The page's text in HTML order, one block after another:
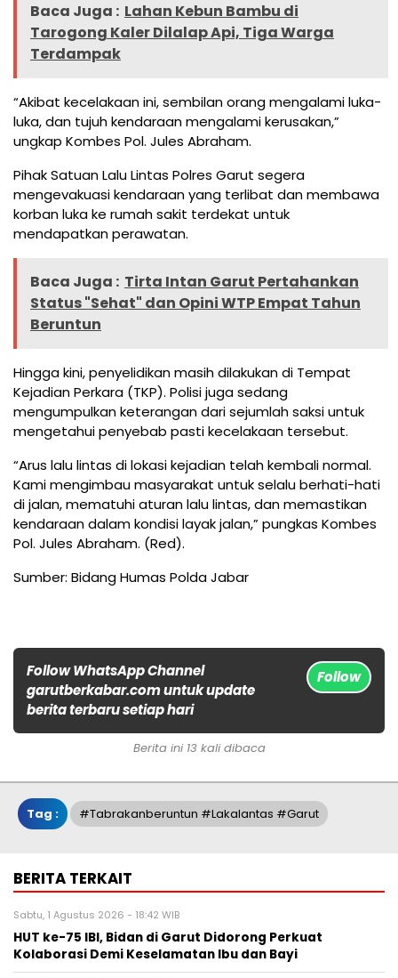
Baca Juga : Lahan Kebun Bambu di
Tarogong Kaler Dilalap Api, Tiga Warga
Terdampak
“Akibat kecelakaan ini, sembilan orang mengalami luka-
luka, dan tujuh kendaraan mengalami kerusakan,”
ungkap Kombes Pol. Jules Abraham.
Pihak Satuan Lalu Lintas Polres Garut segera
mengevakuasi kendaraan yang terlibat dan membawa
korban luka ke rumah sakit terdekat untuk
mendapatkan perawatan.
Baca Juga : Tirta Intan Garut Pertahankan
Status "Sehat" dan Opini WTP Empat Tahun
Beruntun
Hingga kini, penyelidikan masih dilakukan di Tempat
Kejadian Perkara (TKP). Polisi juga sedang
mengumpulkan keterangan dari sejumlah saksi untuk
mengetahui penyebab pasti kecelakaan tersebut.
“Arus lalu lintas di lokasi kejadian telah kembali normal.
Kami mengimbau masyarakat untuk selalu berhati-hati
di jalan, mematuhi aturan lalu lintas, dan memastikan
kendaraan dalam kondisi layak jalan,” pungkas Kombes
Pol. Jules Abraham. (Red).
Sumber: Bidang Humas Polda Jabar
Follow WhatsApp Channel
garutberkabar.com untuk update
berita terbaru setiap hari
Follow
Berita ini 13 kali dibaca
Tag : #tabrakanberuntun #lakalantas #garut
BERITA TERKAIT
Sabtu, 1 Agustus 2026 - 18:42 WIB
HUT ke-75 IBI, Bidan di Garut Didorong Perkuat
Kolaborasi Demi Keselamatan Ibu dan Bayi